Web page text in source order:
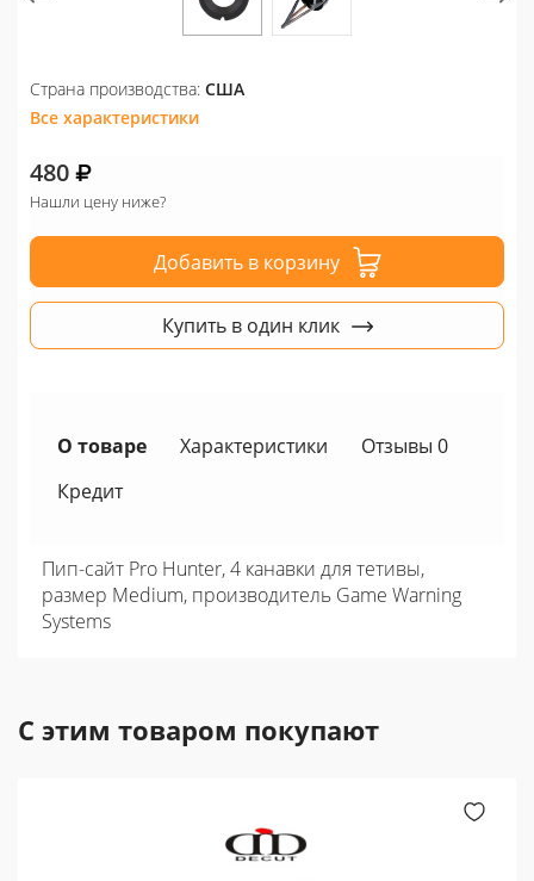
Страна производства: США
Все характеристики
480
Нашли цену ниже?
Добавить в корзину
Купить в один клик
О товаре Характеристики
Отзывы 0
Кредит
Пип-сайт Pro Hunter, 4 канавки для тетивы,
размер Medium, производитель Game Warning
Systems
С этим товаром покупают